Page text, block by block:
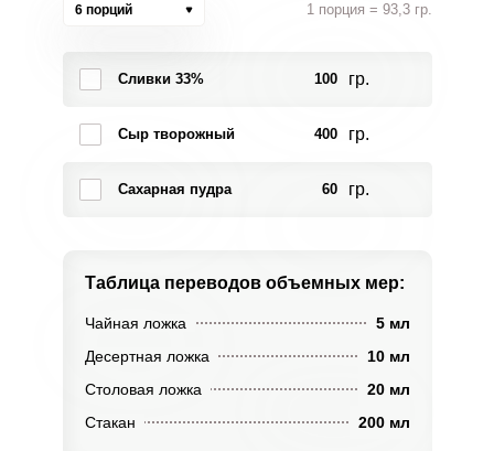
6 порций 1 порция = 93,3 гр.
Сливки 33% 100 гр.
Сыр творожный 400 гр.
Сахарная пудра 60 гр.
Таблица переводов объемных мер:
Чайная ложка
5 мл
Десертная ложка
10 мл
Столовая ложка
20 мл
Стакан
200 мл